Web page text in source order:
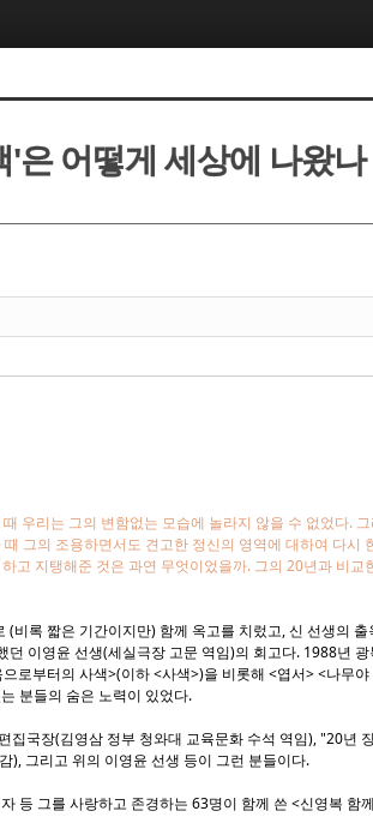
은 어떻게 세상에 나왔나
우리는 그의 변함없는 모습에 놀라지 않을 수 없었다.
그의 조용하면서도 견고한 정신의 영역에 대하여 다시
고 지탱해준 것은 과연 무엇이었을까. 그의 20년과 비교
비록 짧은 기간이지만) 함께 옥고를 치렀고, 신 선생의
이영윤 선생(세실극장 고문 역임)의 회고다. 1988년
로부터의 사색>(이하 <사색>)을 비롯해 <엽서> <나무
분들의 숨은 노력이 있었다.
국장(김영삼 정부 청와대 교육문화 수석 역임), "20년
), 그리고 위의 이영윤 선생 등이 그런 분들이다.
등 그를 사랑하고 존경하는 63명이 함께 쓴 <신영복 함